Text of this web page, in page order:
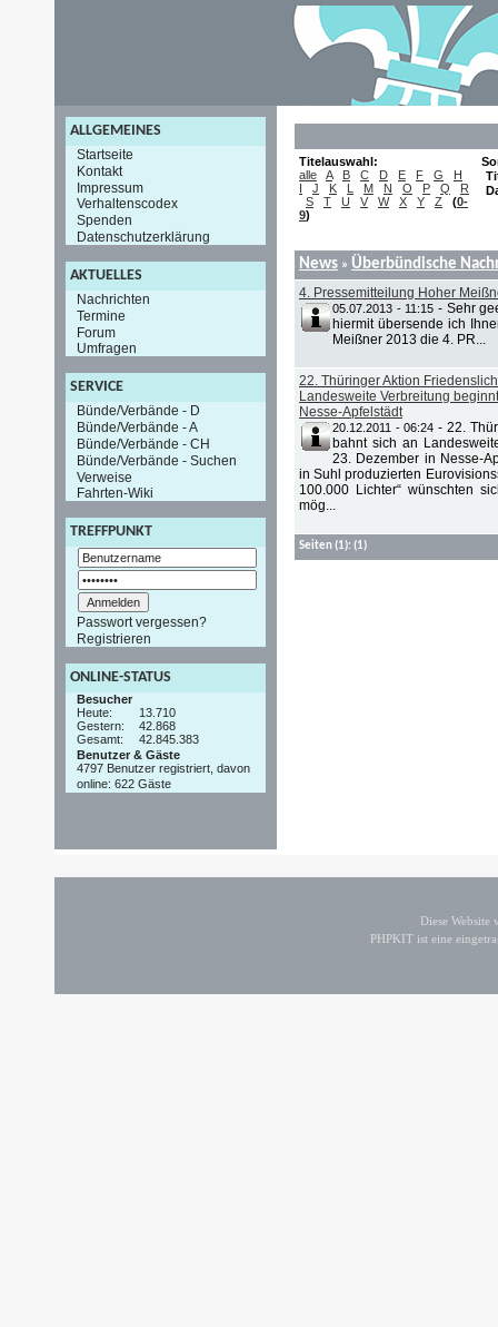
ALLGEMEINES
Startseite
Kontakt
Impressum
Verhaltenscodex
Spenden
Datenschutzerklärung
AKTUELLES
Nachrichten
Termine
Forum
Umfragen
SERVICE
Bünde/Verbände - D
Bünde/Verbände - A
Bünde/Verbände - CH
Bünde/Verbände - Suchen
Verweise
Fahrten-Wiki
TREFFPUNKT
Passwort vergessen?
Registrieren
ONLINE-STATUS
Besucher
Heute:
13.710
Gestern:
42.868
Gesamt:
42.845.383
Benutzer & Gäste
4797 Benutzer registriert, davon
online: 622 Gäste
Titelauswahl:
alle
A B C D E F G
H
I
J K L M N O P Q
R
S
T U V W X Y Z (0-
9)
News » Überbündische
4. Pressemitteilung Hoher
05.07.2013 - 11:15 - Sehr
hiermit übersende ich
Meißner 2013 die 4. PR...
22. Thüringer Aktion
Landesweite Verbreitung
Nesse-Apfelstädt
20.12.2011 - 06:24 - 22.
bahnt sich an
23. Dezember in Nesse-
in Suhl produzierten
100.000 Lichter“ wünschten
mög...
Seiten(1): (1)
Diese
PHPKIT ist eine